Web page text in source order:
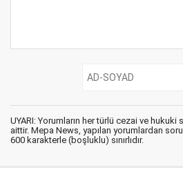
UYARI: Yorumların her türlü cezai ve
aittir. Mepa News, yapılan yorumlardan
600 karakterle (boşluklu) sınırlıdır.